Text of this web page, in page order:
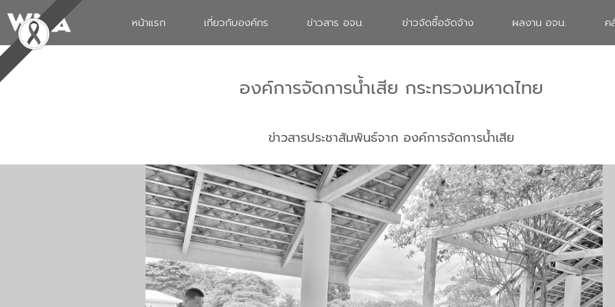
หน้าแรก เกี่ยวกับองค์กร ข่าวสาร อจน. ข่าวจัดซื้อจัดจ้าง ผลงาน อจน. ค
องค์การจัดการน้ำเสีย กระทรวงมหาดไทย
ข่าวสารประชาสัมพันธ์จาก องค์การจัดการน้ำเสีย